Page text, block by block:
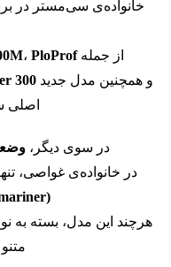
خانواده‌ی سی‌مستر در
از جمله
، PloProf
و همچنین مدل جدید 300
اصلی سال
در سوی دیگر،
در خانواده‌ی غواصی،
(Submariner)
هرچند این مدل، بسته به